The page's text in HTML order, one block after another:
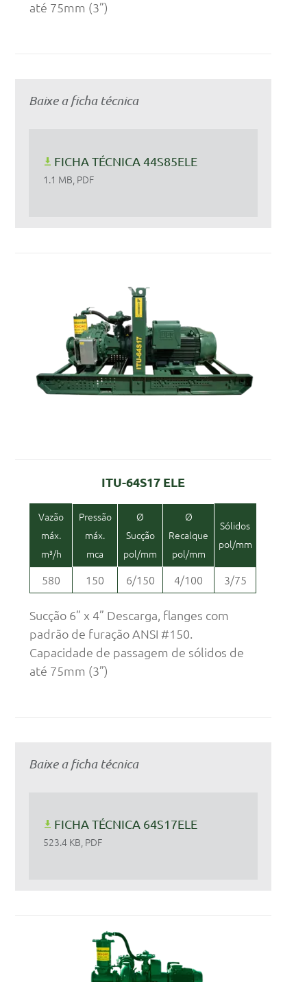
até 75mm (3”)
Baixe a ficha técnica
FICHA TÉCNICA 44S85ELE
1.1 MB, PDF
ITU-64S17 ELE
Vazão
máx.
m³/h
Pressão
máx.
mca
Ø
Sucção
pol/mm
Ø
Recalque
pol/mm
Sólidos
pol/mm
580 150 6/150 4/100 3/75
Sucção 6” x 4” Descarga, flanges com
padrão de furação ANSI #150.
Capacidade de passagem de sólidos de
até 75mm (3”)
Baixe a ficha técnica
FICHA TÉCNICA 64S17ELE
523.4 KB, PDF